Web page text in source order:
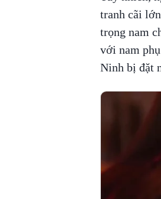
tranh cãi
trọng nam
với nam
Ninh bị đặt